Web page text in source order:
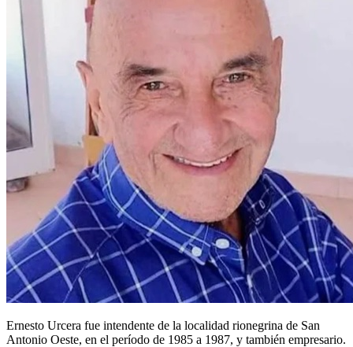
Ernesto Urcera fue intendente de la localidad rionegrina de San
Antonio Oeste, en el período de 1985 a 1987, y también empresario.